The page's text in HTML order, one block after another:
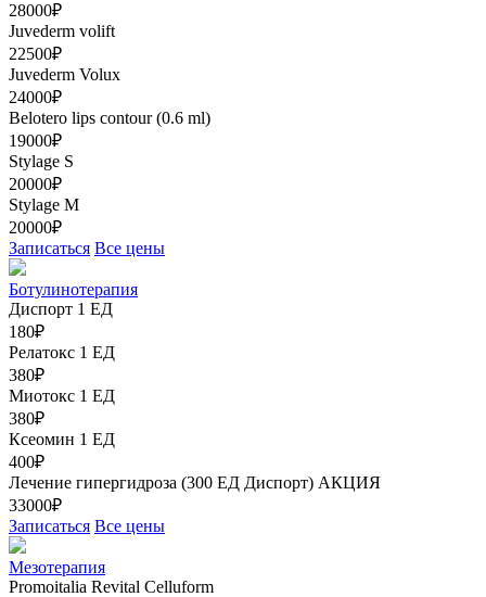
28000₽
Juvederm volift
22500₽
Juvederm Volux
24000₽
Belotero lips contour (0.6 ml)
19000₽
Stylage S
20000₽
Stylage M
20000₽
Записаться Все цены
Ботулинотерапия
Диспорт 1 ЕД
180₽
Релатокс 1 ЕД
380₽
Миотокс 1 ЕД
380₽
Ксеомин 1 ЕД
400₽
Лечение гипергидроза (300 ЕД Диспорт) АКЦИЯ
33000₽
Записаться Все цены
Мезотерапия
Promoitalia Revital Celluform